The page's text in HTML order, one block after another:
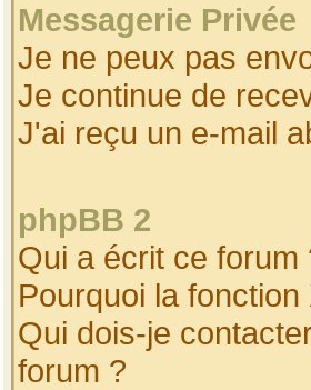
Messagerie Privée
Je ne peux pas
Je continue de
J'ai reçu un e-mail
phpBB 2
Qui a écrit ce forum
Pourquoi la
Qui dois-je
forum ?